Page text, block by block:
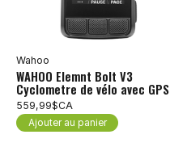
Wahoo
WAHOO Elemnt Bolt V3
Cyclometre de vélo avec GPS
559,99$CA
Ajouter au panier